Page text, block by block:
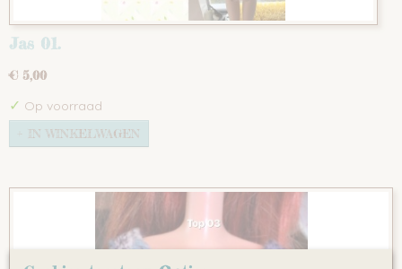
Jas 01.
€ 5,00
✓ Op voorraad
IN WINKELWAGEN